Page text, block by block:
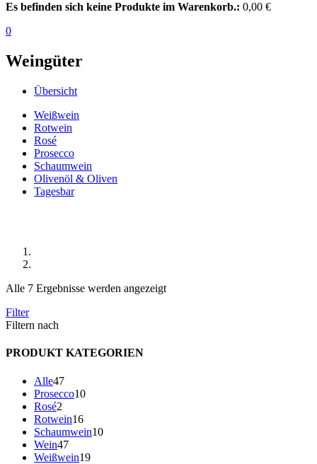
Es befinden sich keine Produkte im Warenkorb.: 0,00 €
0
Weingüter
Übersicht
Weißwein
Rotwein
Rosé
Prosecco
Schaumwein
Olivenöl & Oliven
Tagesbar
Alle 7 Ergebnisse werden angezeigt
Filter
Filtern nach
PRODUKT KATEGORIEN
Alle4747
Produkte
Prosecco1010
Rosé2
Produkte
Rotwein1616
Produkte
Schaumwein1010
Wein4747
Produkte
Weißwein1919